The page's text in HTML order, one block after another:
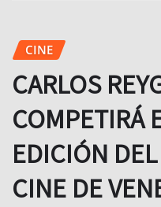
CINE
CARLOS
COMPETIRÁ
EDICIÓN
CINE DE